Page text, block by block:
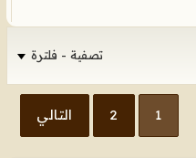
تصفية - فلترة
1
2 التالي